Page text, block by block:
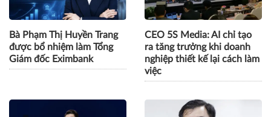
CÙNG CHUYÊN MỤC